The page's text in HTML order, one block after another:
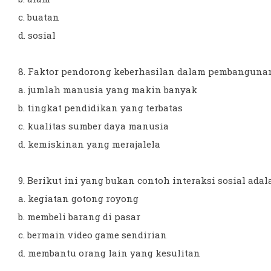
c. buatan
d. sosial
8. Faktor pendorong keberhasilan dalam
a. jumlah manusia yang makin banyak
b. tingkat pendidikan yang terbatas
c. kualitas sumber daya manusia
d. kemiskinan yang merajalela
9. Berikut ini yang bukan contoh interaksi sosial
a. kegiatan gotong royong
b. membeli barang di pasar
c. bermain video game sendirian
d. membantu orang lain yang kesulitan